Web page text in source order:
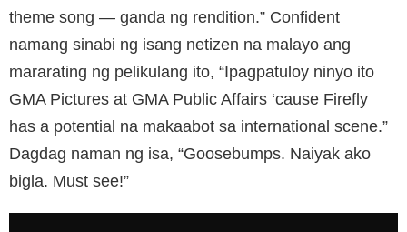
theme song — ganda ng rendition.” Confident
namang sinabi ng isang netizen na malayo ang
mararating ng pelikulang ito, “Ipagpatuloy ninyo ito
GMA Pictures at GMA Public Affairs ‘cause Firefly
has a potential na makaabot sa international scene.”
Dagdag naman ng isa, “Goosebumps. Naiyak ako
bigla. Must see!”